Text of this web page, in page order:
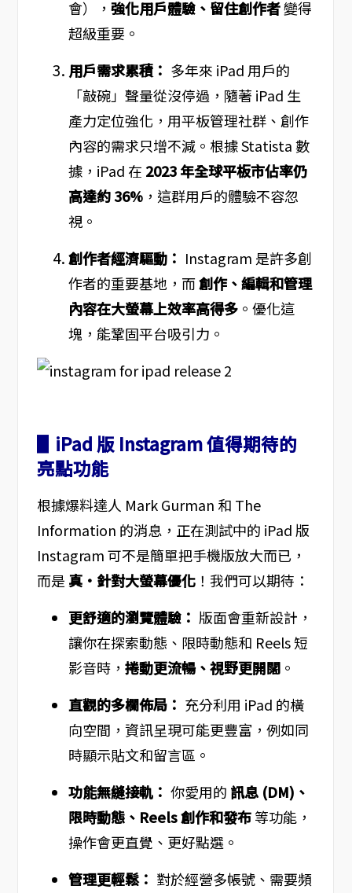
會）， 強化用戶體驗、留住創作者變得
超級重要。
用戶需求累積： 多年來 iPad 用戶的
「敲碗」聲量從沒停過，隨著 iPad 生
產力定位強化，用平板管理社群、創作
內容的需求只增不減。根據 Statista 數
據，iPad 在 2023 年全球平板市佔率仍
高達約 36%，這群用戶的體驗不容忽
視。
創作者經濟驅動： Instagram 是許多創
作者的重要基地，而創作、編輯和管理
內容在大螢幕上效率高得多。優化這
塊，能鞏固平台吸引力。
▋iPad 版 Instagram 值得期待的
亮點功能
根據爆料達人 Mark Gurman 和 The
Information 的消息，正在測試中的 iPad 版
Instagram 可不是簡單把手機版放大而已，
而是真·針對大螢幕優化！我們可以期待：
更舒適的瀏覽體驗： 版面會重新設計，
讓你在探索動態、限時動態和 Reels 短
影音時， 捲動更流暢、視野更開闊。
直觀的多欄佈局： 充分利用 iPad 的橫
向空間，資訊呈現可能更豐富，例如同
時顯示貼文和留言區。
功能無縫接軌： 你愛用的 訊息 (DM)、
限時動態、Reels 創作和發布等功能，
操作會更直覺、更好點選。
管理更輕鬆： 對於經營多帳號、需要頻